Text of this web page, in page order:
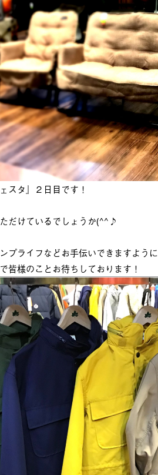
スタ』２日目です！
だけているでしょうか(^^♪
プライフなどお手伝いできますように
皆様のことお待ちしております！